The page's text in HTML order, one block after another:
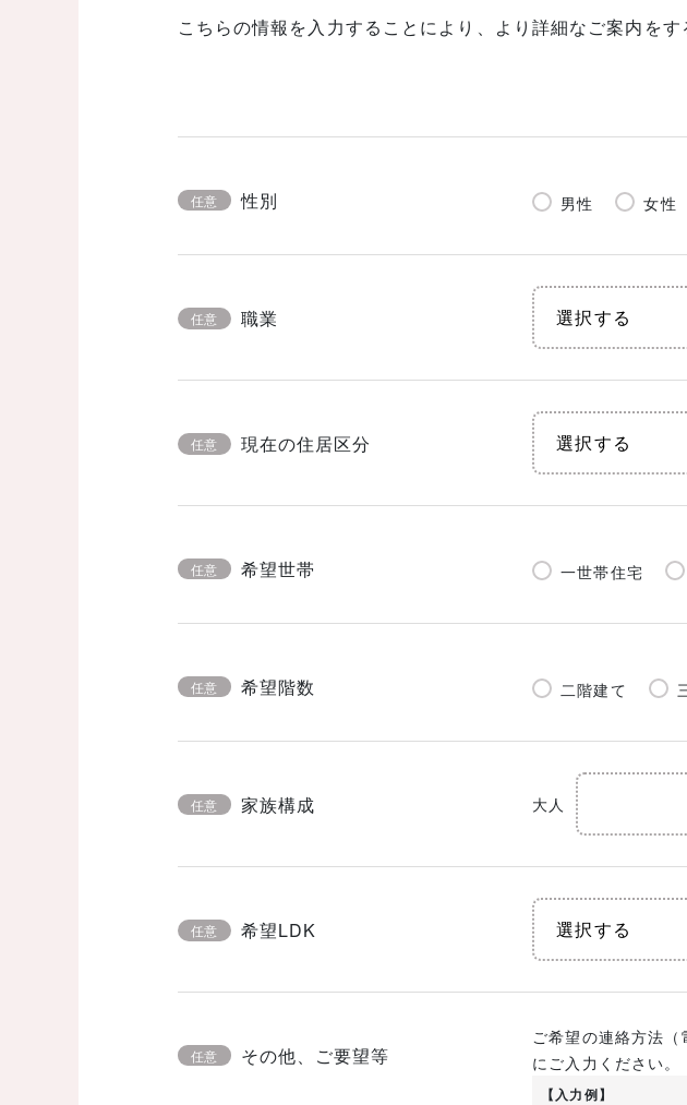
こちらの情報を入力することにより、より詳細なご案内を
任意 性別 男性 女性
任意 職業
任意 現在の住居区分
任意 希望世帯 一世帯住宅
任意 希望階数 二階建て
任意 家族構成 大人
任意 希望LDK
任意 その他、ご要望等
ご希望の連絡方法
にご入力ください。
【入力例】